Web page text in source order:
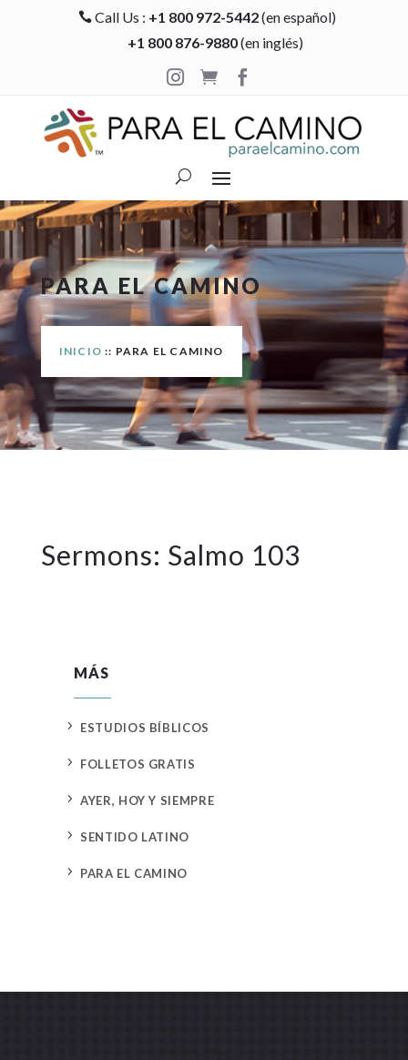
 Call Us : +1 800 972-5442(en español)
+1 800 876-9880(en inglés)

 
PARA EL CAMINO
INICIO :: PARA EL CAMINO
Sermons: Salmo 103
MÁS
5 ESTUDIOS BÍBLICOS
5 FOLLETOS GRATIS
5 AYER, HOY Y SIEMPRE
5 SENTIDO LATINO
5 PARA EL CAMINO